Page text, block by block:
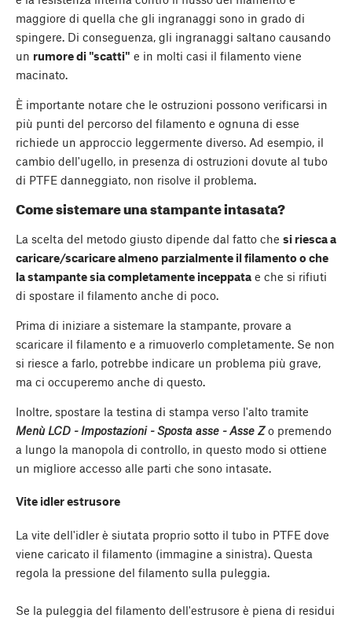
maggiore di quella che gli ingranaggi sono in grado di
spingere. Di conseguenza, gli ingranaggi saltano causando
un rumore di "scatti" e in molti casi il filamento viene
macinato.
È importante notare che le ostruzioni possono verificarsi in
più punti del percorso del filamento e ognuna di esse
richiede un approccio leggermente diverso. Ad esempio, il
cambio dell'ugello, in presenza di ostruzioni dovute al tubo
di PTFE danneggiato, non risolve il problema.
Come sistemare una stampante intasata?
La scelta del metodo giusto dipende dal fatto che si riesca a
caricare/scaricare almeno parzialmente il filamento o che
la stampante sia completamente inceppata e che si rifiuti
di spostare il filamento anche di poco.
Prima di iniziare a sistemare la stampante, provare a
scaricare il filamento e a rimuoverlo completamente. Se non
si riesce a farlo, potrebbe indicare un problema più grave,
ma ci occuperemo anche di questo.
Inoltre, spostare la testina di stampa verso l'alto tramite
Menù LCD - Impostazioni - Sposta asse - Asse Zo premendo
a lungo la manopola di controllo, in questo modo si ottiene
un migliore accesso alle parti che sono intasate.
Vite idler estrusore
La vite dell'idler è siutata proprio sotto il tubo in PTFE dove
viene caricato il filamento (immagine a sinistra). Questa
regola la pressione del filamento sulla puleggia.
Se la puleggia del filamento dell'estrusore è piena di residui